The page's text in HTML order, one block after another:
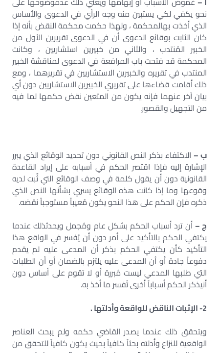
نحو يكفي لكي يستبين منه وجه الرأي في الدعوى والأساس
الذي أخذت بهالمحكمة ، ولهذا حكمت محكمة النقض بأنه إذا
كان الثابت بوقائع الدعوى أن في الدعوى تقريرين الأول من
الخبير المُنتدب ، والثاني من خبيرين استشاريين ، وكانت
المحكمة قد فتحت باب المرافعة في الدعوى لمناقشة الخبير
المنتدب في تقريره والخبيرين الاستشاريين في تقريرهما ، ومع
ذلك أقامت قضاءها على تقريري الخبيرين الاستشاريين دون أي
بيان آخر عنهما فإنه يكون من المتعين نقض حكمها لما فيه
من التجهيل والقصور.
ب –الاكتفاء بذكر النص القانوني دون تحديد الوقائع الذي يبرر
الإشارة إليه فإذا اقتصر الحكم في أسبابه على إيراد القاعدة
القانونية دون أن يقول كلمة في وصف الوقائع التي ثٌبت لديه
وقوعها وما إذا كانت هذه الوقائع يسري بشأنها النص الذي
ذكره فإن الحكم على هذا النحو يكون مُعيباً مستوجباً نقضه.
ج –أن ترد أسباب الحكم بشكل عام ومُجمل ويحدثذلك عندما
يكتفي الحكم بالتأكيد على أمر دون أن يُفسر في الواقع هذا
التأكيد كأن يكتفي الحكم بذكر أن المدعى عليه لم يقدم
دفوعاً جادة أو أن المدعى عليه يلتزم بالضمان أو أن الطلبات
التي طلبها المدعي ليست مُبررة أو لا تقوم على أساس دون
أنيذكر الحكم أسباباً أخرى تُفسر ما أخذ به.
2- الإثبات الناقض للواقعة وأدلتها .
ويتحقق ذلك عندما يصدر القاضي حكمه ولم يبحث العناصر
الواقعية للنزاع وأدلته بحثاً كافياً بحيث يكون كافياً للتحقق من